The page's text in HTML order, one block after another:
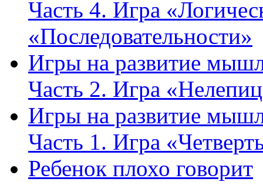
Часть 4. Игра
«Последовательности»
Игры на развитие
Часть 2. Игра
Игры на развитие
Часть 1. Игра
Ребенок плохо говорит